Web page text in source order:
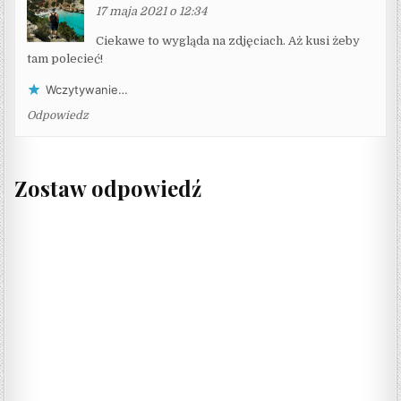
17 maja 2021 o 12:34
Ciekawe to wygląda na zdjęciach. Aż kusi żeby
tam polecieć!
Wczytywanie…
Odpowiedz
Zostaw odpowiedź